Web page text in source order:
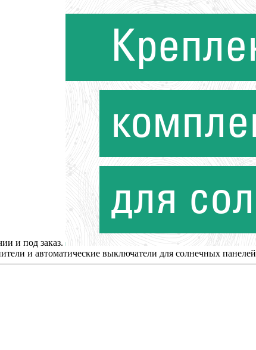
и под заказ.
и автоматические выключатели для солнечных панелей